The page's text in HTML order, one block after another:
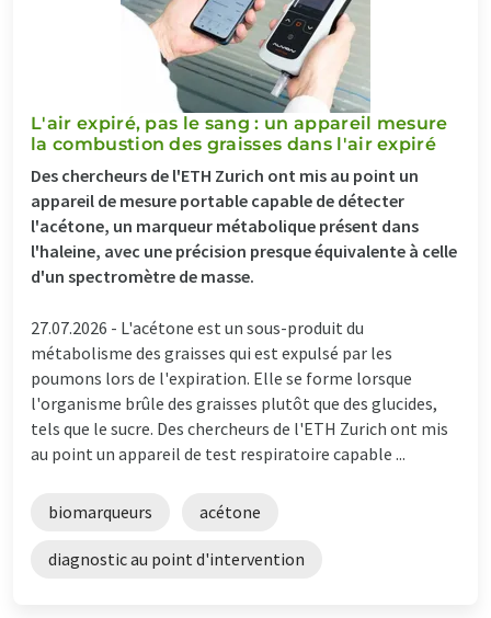
L'air expiré, pas le sang : un appareil mesure
la combustion des graisses dans l'air expiré
Des chercheurs de l'ETH Zurich ont mis au point un
appareil de mesure portable capable de détecter
l'acétone, un marqueur métabolique présent dans
l'haleine, avec une précision presque équivalente à celle
d'un spectromètre de masse.
27.07.2026 - L'acétone est un sous-produit du
métabolisme des graisses qui est expulsé par les
poumons lors de l'expiration. Elle se forme lorsque
l'organisme brûle des graisses plutôt que des glucides,
tels que le sucre. Des chercheurs de l'ETH Zurich ont mis
au point un appareil de test respiratoire capable ...
biomarqueurs acétone
diagnostic au point d'intervention